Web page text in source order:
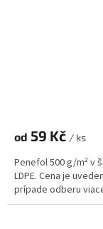
od 59 Kč / ks
Penefol 500 g/m² v
LDPE. Cena je
prípade odberu